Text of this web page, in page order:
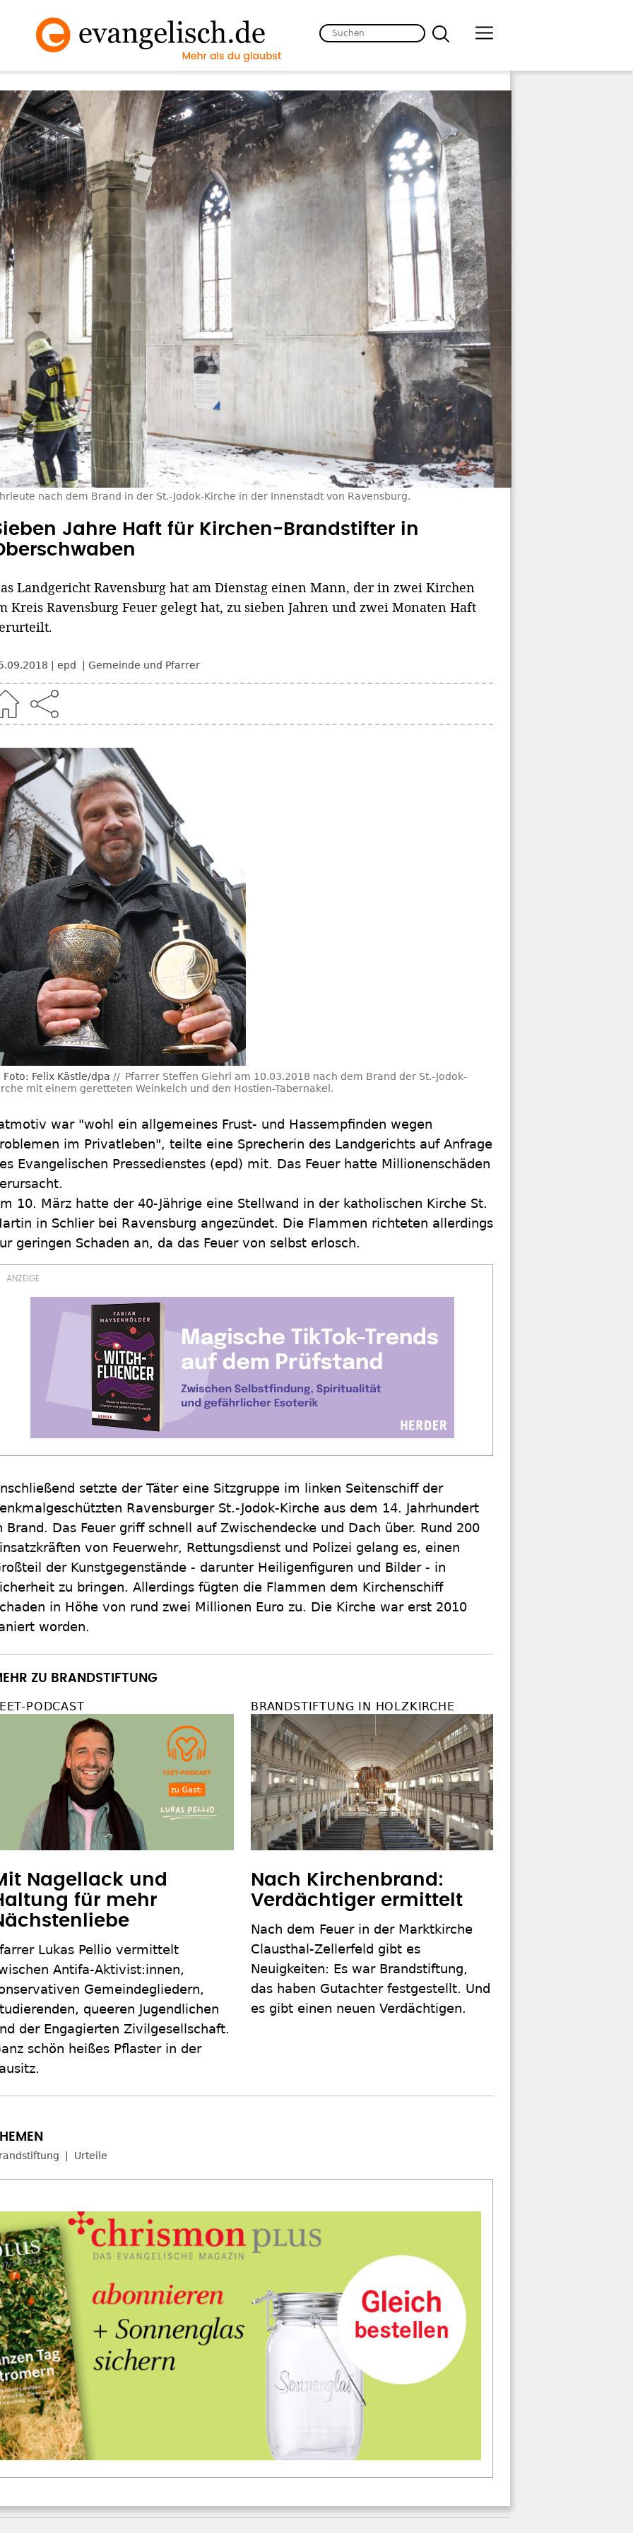
nach dem Brand in der St.-Jodok-Kirche in der Innenstadt von Ravensburg.
Jahre Haft für Kirchen-Brandstifter in
Landgericht Ravensburg hat am Dienstag einen Mann, der in zwei Kirchen
Kreis Ravensburg Feuer gelegt hat, zu sieben Jahren und zwei Monaten Haft
epd Gemeinde und Pfarrer
Foto: Felix Kästle/dpa
Pfarrer Steffen Giehrl am 10.03.2018 nach dem Brand der St.-Jodok-
mit einem geretteten Weinkelch und den Hostien-Tabernakel.
war "wohl ein allgemeines Frust- und Hassempfinden wegen
im Privatleben", teilte eine Sprecherin des Landgerichts auf Anfrage
Evangelischen Pressedienstes (epd) mit. Das Feuer hatte Millionenschäden
10. März hatte der 40-Jährige eine Stellwand in der katholischen Kirche St.
in Schlier bei Ravensburg angezündet. Die Flammen richteten allerdings
geringen Schaden an, da das Feuer von selbst erlosch.
setzte der Täter eine Sitzgruppe im linken Seitenschiff der
Ravensburger St.-Jodok-Kirche aus dem 14. Jahrhundert
Brand. Das Feuer griff schnell auf Zwischendecke und Dach über. Rund 200
von Feuerwehr, Rettungsdienst und Polizei gelang es, einen
der Kunstgegenstände - darunter Heiligenfiguren und Bilder - in
zu bringen. Allerdings fügten die Flammen dem Kirchenschiff
in Höhe von rund zwei Millionen Euro zu. Die Kirche war erst 2010
worden.
ZU BRANDSTIFTUNG
PODCAST
Nagellack und
für mehr
Lukas Pellio vermittelt
Antifa-Aktivist:innen,
Gemeindegliedern,
queeren Jugendlichen
der Engagierten Zivilgesellschaft.
schön heißes Pflaster in der
BRANDSTIFTUNG IN HOLZKIRCHE
Nach Kirchenbrand:
Verdächtiger ermittelt
Nach dem Feuer in der Marktkirche
Clausthal-Zellerfeld gibt es
Neuigkeiten: Es war Brandstiftung,
das haben Gutachter festgestellt. Und
es gibt einen neuen Verdächtigen.
Urteile